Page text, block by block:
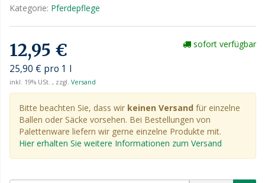
Kategorie: Pferdepflege
12,95 €
25,90 € pro 1 l
inkl. 19% USt. , zzgl. Versand
sofort verfügbar
Bitte beachten Sie, dass wir keinen Versand für einzelne
Ballen oder Säcke vorsehen. Bei Bestellungen von
Palettenware liefern wir gerne einzelne Produkte mit.
Hier erhalten Sie weitere Informationen zum Versand